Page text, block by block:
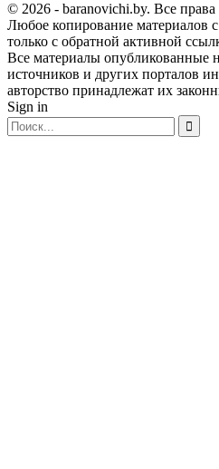
© 2026 - baranovichi.by. Все
Любое копирование материалов
только с обратной активной
Все материалы опубликованные
источников и других порталов
авторство принадлежат их
Sign in